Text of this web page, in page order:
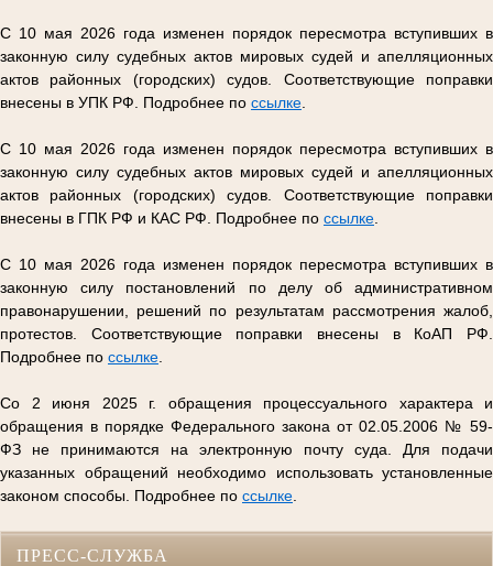
С 10 мая 2026 года изменен порядок пересмотра вступивших в
законную силу судебных актов мировых судей и апелляционных
актов районных (городских) судов. Соответствующие поправки
внесены в УПК РФ. Подробнее по ссылке
С 10 мая 2026 года изменен порядок пересмотра вступивших в
законную силу судебных актов мировых судей и апелляционных
актов районных (городских) судов. Соответствующие поправки
внесены в ГПК РФ и КАС РФ. Подробнее по ссылке
С 10 мая 2026 года изменен порядок пересмотра вступивших в
законную силу постановлений по делу об административном
правонарушении, решений по результатам рассмотрения жалоб,
протестов. Соответствующие поправки внесены в КоАП РФ.
Подробнее по ссылке
Со 2 июня 2025 г. обращения процессуального характера и
обращения в порядке Федерального закона от 02.05.2006 № 59-
ФЗ не принимаются на электронную почту суда. Для подачи
указанных обращений необходимо использовать установленные
законом способы. Подробнее по ссылке
ПРЕСС-СЛУЖБА